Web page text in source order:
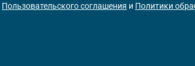
Пользовательского соглашения и Политики